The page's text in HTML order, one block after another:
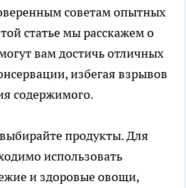
советам опытных
статье мы расскажем о
вам достичь отличных
избегая взрывов
содержимого.
продукты. Для
использовать
и здоровые овощи,